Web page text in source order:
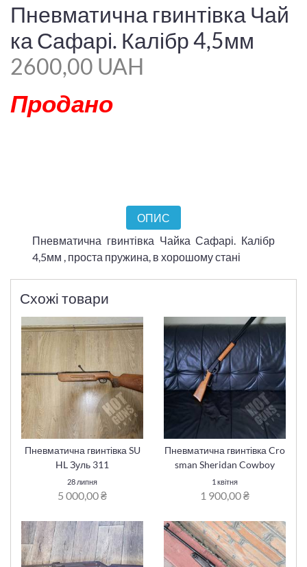
Пневматична гвинтівка Чай
ка Сафарі. Калібр 4,5мм
2600,00 UAH
Продано
ОПИС
Пневматична гвинтівка Чайка Сафарі. Калібр
4,5мм , проста пружина, в хорошому стані
Схожі товари
Пневматична гвинтівка SU
HL Зуль 311
28 липня
5 000,00 ₴
Пневматична гвинтівка Cro
sman Sheridan Cowboy
1 квітня
1 900,00 ₴